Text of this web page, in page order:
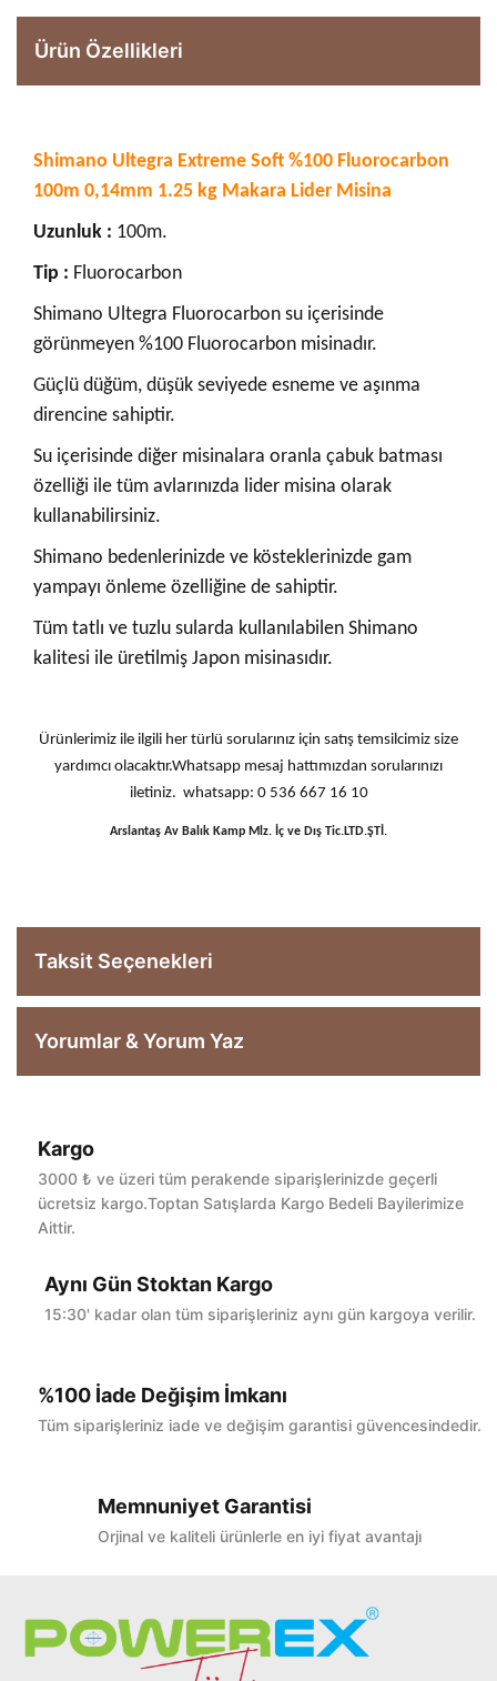
Ürün Özellikleri
Shimano Ultegra Extreme Soft %100 Fluorocarbon
100m 0,14mm 1.25 kg Makara Lider Misina
Uzunluk : 100m.
Tip : Fluorocarbon
Shimano Ultegra Fluorocarbon su içerisinde
görünmeyen %100 Fluorocarbon misinadır.
Güçlü düğüm, düşük seviyede esneme ve aşınma
direncine sahiptir.
Su içerisinde diğer misinalara oranla çabuk batması
özelliği ile tüm avlarınızda lider misina olarak
kullanabilirsiniz.
Shimano bedenlerinizde ve kösteklerinizde gam
yampayı önleme özelliğine de sahiptir.
Tüm tatlı ve tuzlu sularda kullanılabilen Shimano
kalitesi ile üretilmiş Japon misinasıdır.
Ürünlerimiz ile ilgili her türlü sorularınız için satış temsilcimiz size
yardımcı olacaktır.Whatsapp mesaj hattımızdan sorularınızı
iletiniz. whatsapp: 0 536 667 16 10
Arslantaş Av Balık Kamp Mlz. İç ve Dış Tic.LTD.ŞTİ.
Taksit Seçenekleri
Yorumlar & Yorum Yaz
Bu ürüne ilk yorumu siz yapın!
Kargo
3000 ₺ ve üzeri tüm perakende siparişlerinizde geçerli
ücretsiz kargo.Toptan Satışlarda Kargo Bedeli Bayilerimize
Aittir.
Aynı Gün Stoktan Kargo
15:30' kadar olan tüm siparişleriniz aynı gün kargoya verilir.
%100 İade Değişim İmkanı
Tüm siparişleriniz iade ve değişim garantisi güvencesindedir.
Memnuniyet Garantisi
Orjinal ve kaliteli ürünlerle en iyi fiyat avantajı